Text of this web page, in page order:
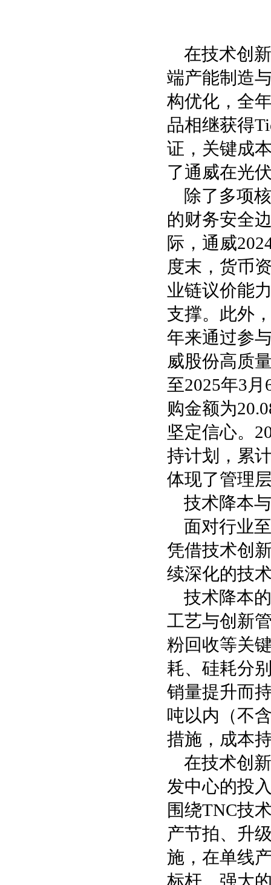
在技术创
端产能制造
构优化，全
品相继获得
证，关键成
了通威在光
除了多项
的财务安全
际，通威
度末，货币
业链议价能
支撑。此外
年来通过参
威股份高质
至2025年3
购金额为
坚定信心。
持计划，累
体现了管理
技术降本
面对行业
凭借技术创
续深化的技
技术降本
工艺与创新
粉回收等关
耗、硅耗分
销量提升而
吨以内（不
措施，成本
在技术创
发中心的投
围绕TNC技
产节拍、升
施，在单线
标杆。强大